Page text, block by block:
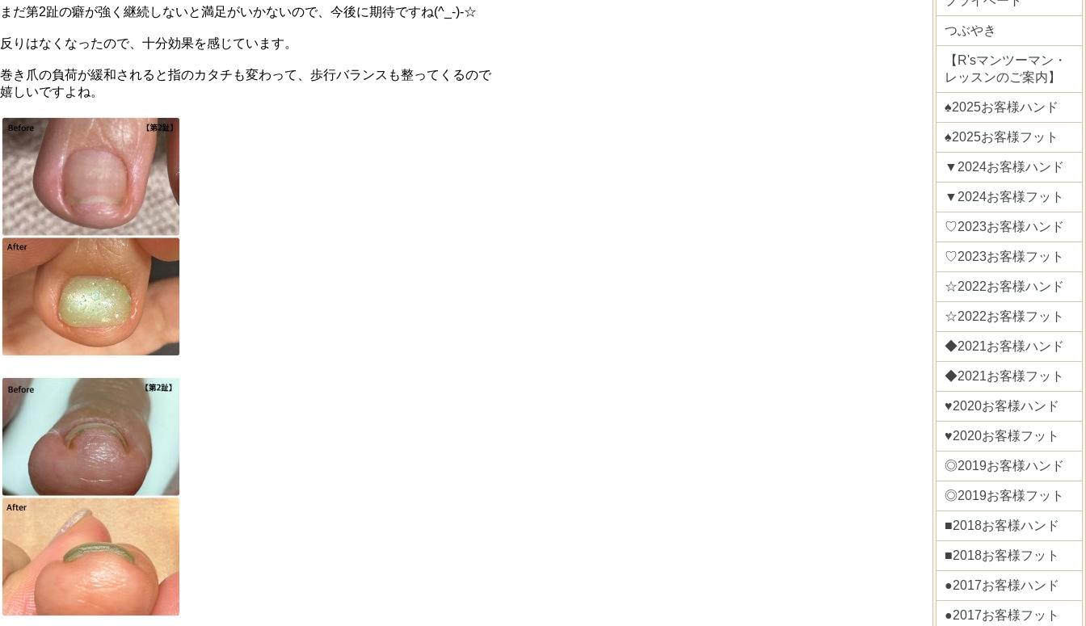
まだ第2趾の癖が強く継続しないと満足がいかないので、今後に期待ですね(^_-)-☆
反りはなくなったので、十分効果を感じています。
巻き爪の負荷が緩和されると指のカタチも変わって、歩行バランスも整ってくるので
嬉しいですよね。
つぶやき
【R'sマンツーマン・
レッスンのご案内】
♠2025お客様ハンド
♠2025お客様フット
▼2024お客様ハンド
▼2024お客様フット
♡2023お客様ハンド
♡2023お客様フット
☆2022お客様ハンド
☆2022お客様フット
◆2021お客様ハンド
◆2021お客様フット
♥2020お客様ハンド
♥2020お客様フット
◎2019お客様ハンド
◎2019お客様フット
■2018お客様ハンド
■2018お客様フット
●2017お客様ハンド
●2017お客様フット